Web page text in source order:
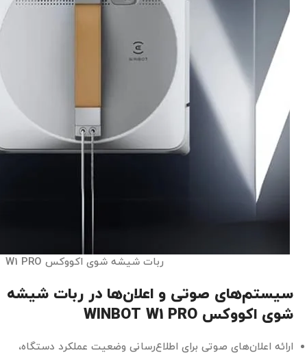
ربات شیشه شوی اکووکس W1 PRO
سیستم‌های صوتی و اعلان‌ها در ربات شیشه
شوی اکووکس WINBOT W1 PRO
ارائه اعلان‌های صوتی برای اطلاع‌رسانی وضعیت عملکرد دستگاه،